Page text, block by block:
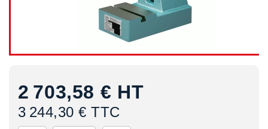
2 703,58 € HT
3 244,30 € TTC